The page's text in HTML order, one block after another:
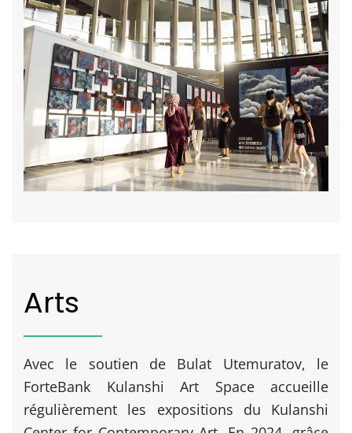
Arts
Avec le soutien de Bulat Utemuratov, le
ForteBank Kulanshi Art Space accueille
régulièrement les expositions du Kulanshi